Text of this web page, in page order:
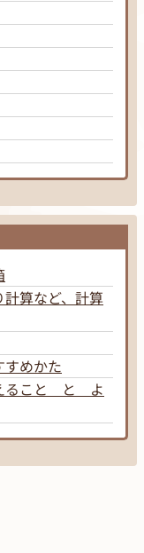
算など、計算
めかた
ること と よ